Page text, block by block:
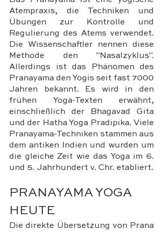
Atempraxis, die Techniken und
Übungen zur Kontrolle und
Regulierung des Atems verwendet.
Die Wissenschaftler nennen diese
Methode den "Nasalzyklus".
Allerdings ist das Phänomen des
Pranayama den Yogis seit fast 7000
Jahren bekannt. Es wird in den
frühen Yoga-Texten erwähnt,
einschließlich der Bhagavad Gita
und der Hatha Yoga Pradipika. Viele
Pranayama-Techniken stammen aus
dem antiken Indien und wurden um
die gleiche Zeit wie das Yoga im 6.
und 5. Jahrhundert v. Chr. etabliert.
PRANAYAMA YOGA
HEUTE
Die direkte Übersetzung von Prana